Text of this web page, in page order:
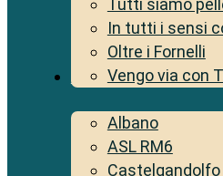
Tutti siamo
In tutti i sensi
Oltre i Fornelli
Vengo via con
Territorio
Albano
ASL RM6
Castelgandolfo